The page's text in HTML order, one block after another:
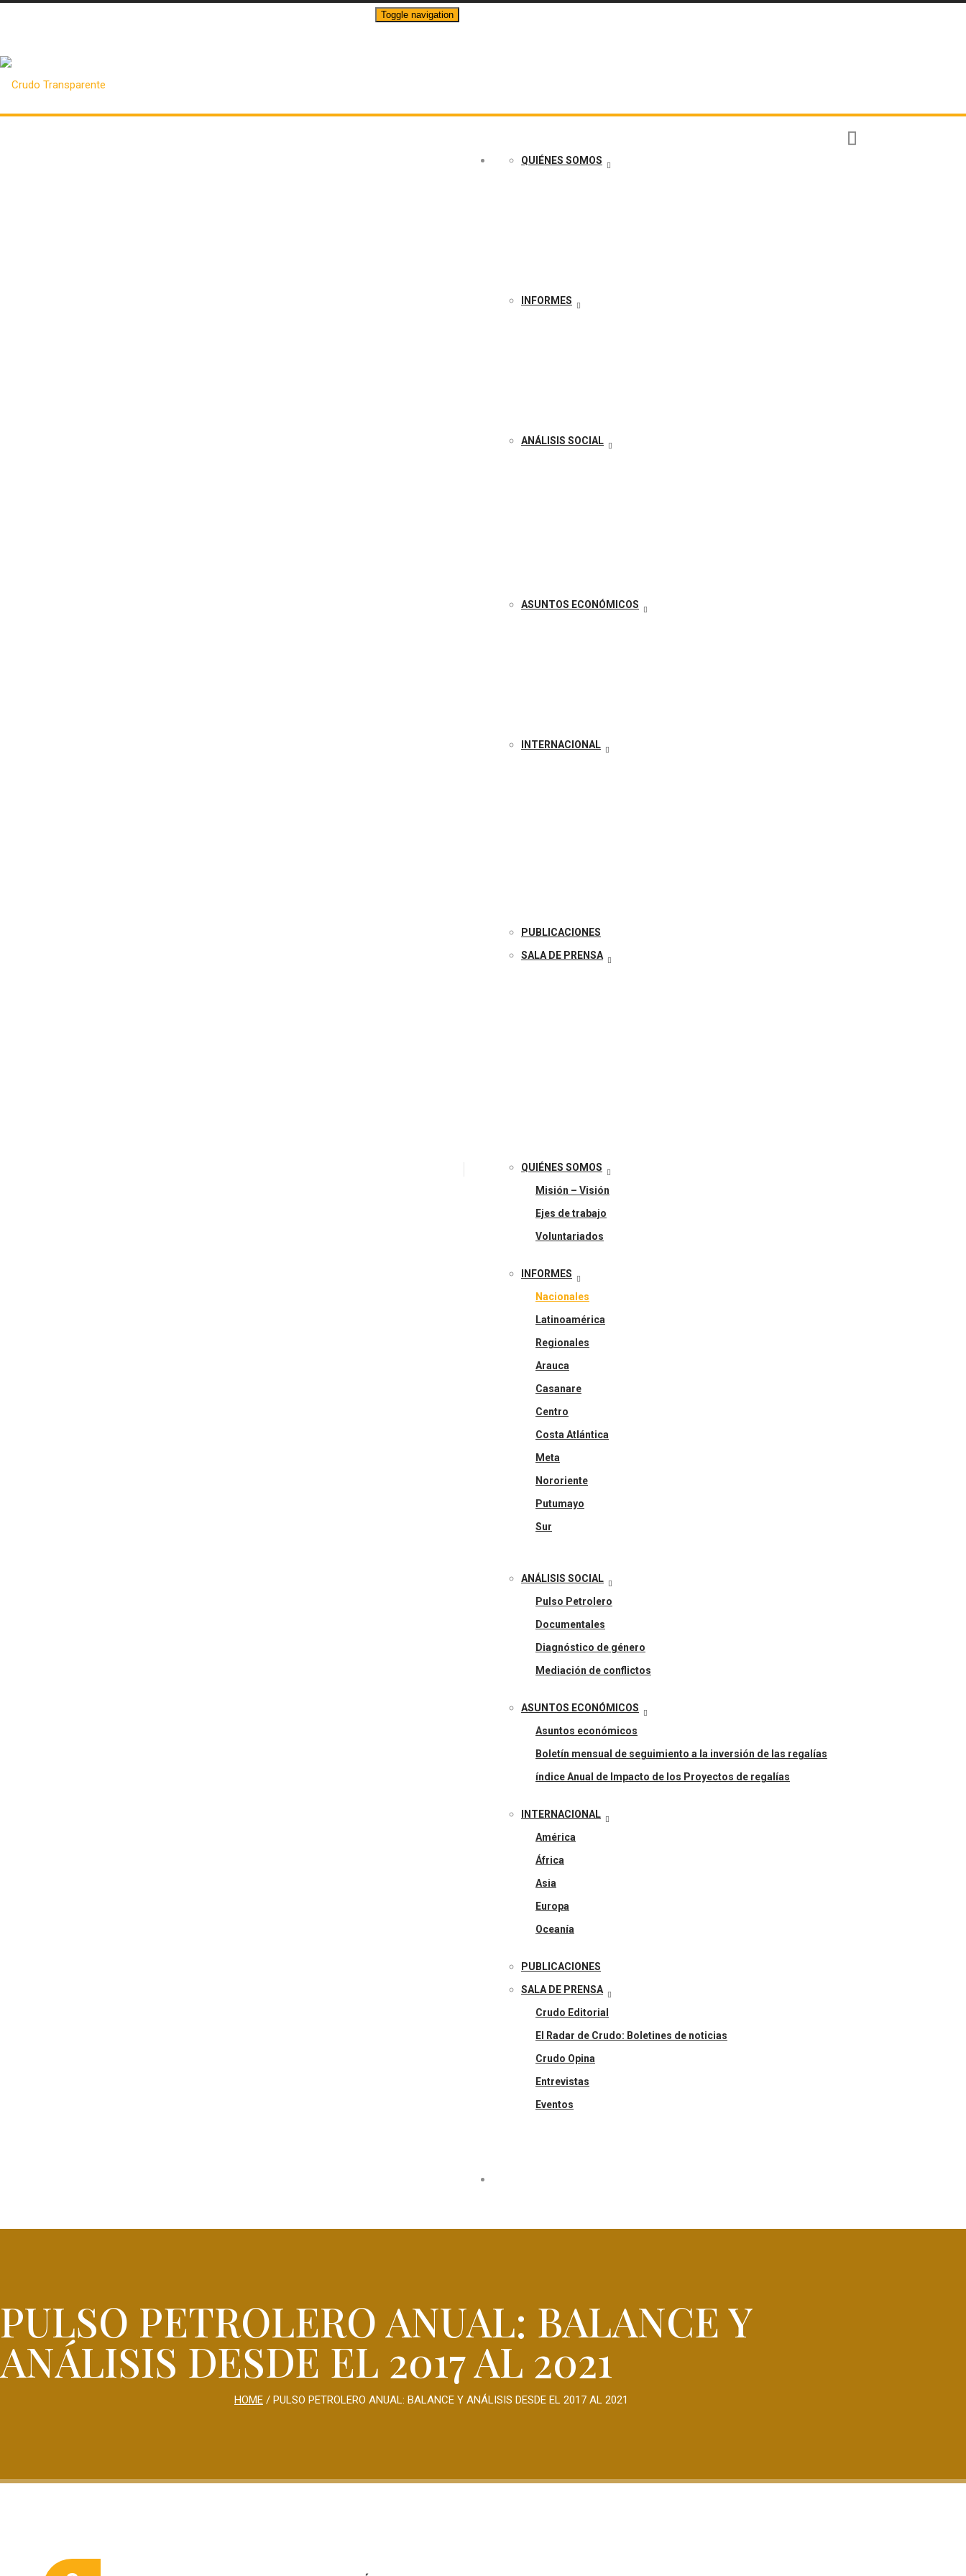
Toggle navigation
QUIÉNES SOMOS
INFORMES
ANÁLISIS SOCIAL
ASUNTOS ECONÓMICOS
INTERNACIONAL
PUBLICACIONES
SALA DE PRENSA
QUIÉNES SOMOS
Misión – Visión
Ejes de trabajo
Voluntariados
INFORMES
Nacionales
Latinoamérica
Regionales
Arauca
Casanare
Centro
Costa Atlántica
Meta
Nororiente
Putumayo
Sur
ANÁLISIS SOCIAL
Pulso Petrolero
Documentales
Diagnóstico de género
Mediación de conflictos
ASUNTOS ECONÓMICOS
Asuntos económicos
Boletín mensual de seguimiento a la inversión de las regalías
índice Anual de Impacto de los Proyectos de regalías
INTERNACIONAL
América
África
Asia
Europa
Oceanía
PUBLICACIONES
SALA DE PRENSA
Crudo Editorial
El Radar de Crudo: Boletines de noticias
Crudo Opina
Entrevistas
Eventos
PULSO PETROLERO ANUAL: BALANCE Y
ANÁLISIS DESDE EL 2017 AL 2021
HOME / PULSO PETROLERO ANUAL: BALANCE Y ANÁLISIS DESDE EL 2017 AL 2021